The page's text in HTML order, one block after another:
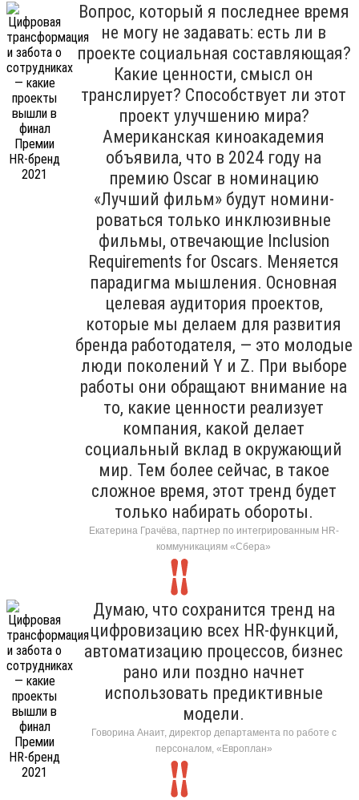
Вопрос, который я последнее время
не могу не задавать: есть ли в
проекте социальная составляющая?
Какие ценности, смысл он
транслирует? Способствует ли этот
проект улучшению мира?
Американская киноакадемия
объявила, что в 2024 году на
премию Oscar в номинацию
«Лучший фильм» будут номини­
роваться только инклюзивные
филь­мы, отвечающие Inclu­sion
Requirements for Oscars. Меняется
парадигма мышления. Основная
целевая аудитория проектов,
которые мы делаем для развития
бренда работодателя, — это молодые
люди поколений Y и Z. При выборе
работы они обращают внимание на
то, какие ценности реализует
компания, какой делает
социальный вклад в окружающий
мир. Тем более сейчас, в такое
сложное время, этот тренд будет
только набирать обороты.
Екатерина Грачёва, партнер по интегрированным HR-
коммуникациям «Сбера»
Думаю, что сохранится тренд на
цифровизацию всех HR-функций,
автоматизацию процессов, бизнес
рано или поздно начнет
использовать предиктивные
модели.
Говорина Анаит, директор департамента по работе с
персоналом, «Европлан»